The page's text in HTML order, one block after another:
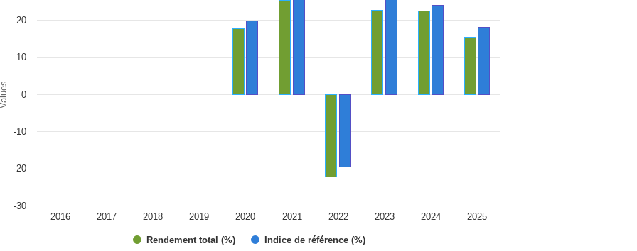
Values
Rendement total (%) Indice de référence (%)
2016 2017 2018 2019 2020 2021 2022 2023 2024 2025
-30
-20
-10
0
10
20